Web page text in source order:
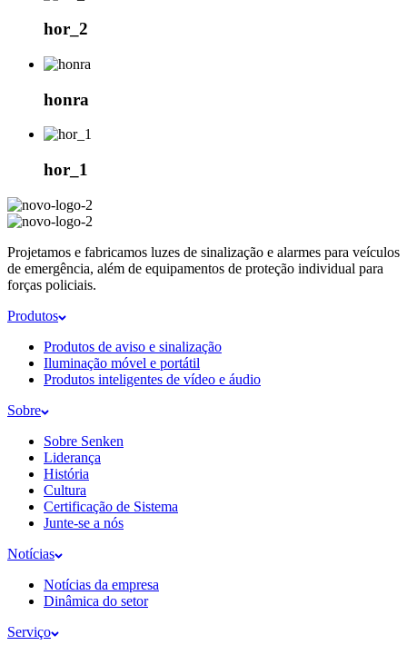
hor_2
honra
hor_1
Projetamos e fabricamos luzes de sinalização e alarmes para veículos
de emergência, além de equipamentos de proteção individual para
forças policiais.
Produtos
Produtos de aviso e sinalização
Iluminação móvel e portátil
Produtos inteligentes de vídeo e áudio
Sobre
Sobre Senken
Liderança
História
Cultura
Certificação de Sistema
Junte-se a nós
Notícias
Notícias da empresa
Dinâmica do setor
Serviço